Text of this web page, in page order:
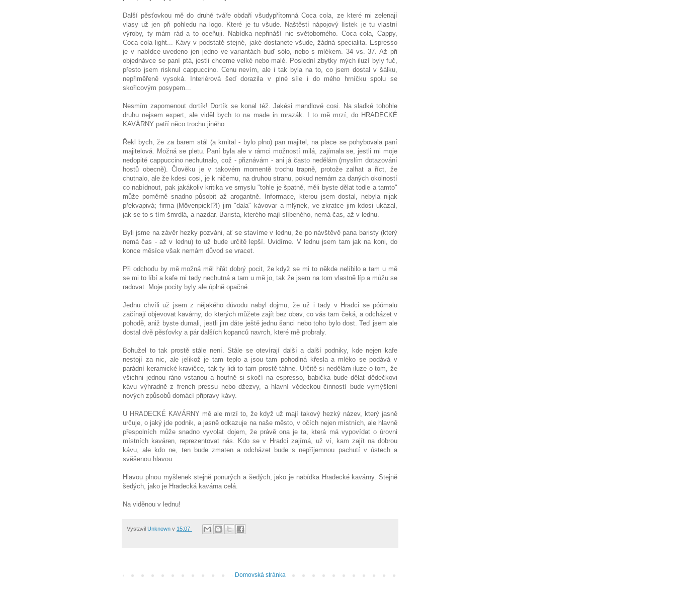
Další pěsťovkou mě do druhé tváře obdaří všudypřítomná Coca cola, ze které mi zelenají
vlasy už jen při pohledu na logo. Které je tu všude. Naštěstí nápojový lístek je tu vlastní
výroby, ty mám rád a to oceňuji. Nabídka nepřináší nic světoborného. Coca cola, Cappy,
Coca cola light... Kávy v podstatě stejné, jaké dostanete všude, žádná specialita. Espresso
je v nabídce uvedeno jen jedno ve variantách buď sólo, nebo s mlékem. 34 vs. 37. Až při
objednávce se paní ptá, jestli chceme velké nebo malé. Poslední zbytky mých iluzí byly fuč,
přesto jsem risknul cappuccino. Cenu nevím, ale i tak byla na to, co jsem dostal v šálku,
nepřiměřeně vysoká. Interiérová šeď dorazila v plné síle i do mého hrníčku spolu se
skořicovým posypem...
Nesmím zapomenout dortík! Dortík se konal též. Jakési mandlové cosi. Na sladké tohohle
druhu nejsem expert, ale viděl bych to na made in mrazák. I to mě mrzí, do HRADECKÉ
KAVÁRNY patří něco trochu jiného.
Řekl bych, že za barem stál (a kmital - bylo plno) pan majitel, na place se pohybovala paní
majitelová. Možná se pletu. Paní byla ale v rámci možností milá, zajímala se, jestli mi moje
nedopité cappuccino nechutnalo, což - přiznávám - ani já často nedělám (myslím dotazování
hostů obecně). Člověku je v takovém momentě trochu trapně, protože zalhat a říct, že
chutnalo, ale že kdesi cosi, je k ničemu, na druhou stranu, pokud nemám za daných okolností
co nabídnout, pak jakákoliv kritika ve smyslu "tohle je špatně, měli byste dělat todle a tamto"
může poměrně snadno působit až arogantně. Informace, kterou jsem dostal, nebyla nijak
překvapivá; firma (Mövenpick!?!) jim "dala" kávovar a mlýnek, ve zkratce jim kdosi ukázal,
jak se to s tím šmrdlá, a nazdar. Barista, kterého mají slíbeného, nemá čas, až v lednu.
Byli jsme na závěr hezky pozváni, ať se stavíme v lednu, že po návštěvě pana baristy (který
nemá čas - až v lednu) to už bude určitě lepší. Uvidíme. V lednu jsem tam jak na koni, do
konce měsíce však nemám důvod se vracet.
Při odchodu by mě možná měl hřát dobrý pocit, že když se mi to někde nelíbilo a tam u mě
se mi to líbí a kafe mi tady nechutná a tam u mě jo, tak že jsem na tom vlastně líp a můžu se
radovat. Moje pocity byly ale úplně opačné.
Jednu chvíli už jsem z nějakého důvodu nabyl dojmu, že už i tady v Hradci se póómalu
začínají objevovat kavárny, do kterých můžete zajít bez obav, co vás tam čeká, a odcházet v
pohodě, aniž byste dumali, jestli jim dáte ještě jednu šanci nebo toho bylo dost. Teď jsem ale
dostal dvě pěsťovky a pár dalších kopanců navrch, které mě probraly.
Bohužel to tak prostě stále není. Stále se otevírají další a další podniky, kde nejen kafe
nestojí za nic, ale jelikož je tam teplo a jsou tam pohodlná křesla a mléko se podává v
parádní keramické kravičce, tak ty lidi to tam prostě táhne. Určitě si nedělám iluze o tom, že
všichni jednou ráno vstanou a houfně si skočí na espresso, babička bude dělat dědečkovi
kávu výhradně z french pressu nebo džezvy, a hlavní vědeckou činností bude vymýšlení
nových způsobů domácí připravy kávy.
U HRADECKÉ KAVÁRNY mě ale mrzí to, že když už mají takový hezký název, který jasně
určuje, o jaký jde podnik, a jasně odkazuje na naše město, v očích nejen místních, ale hlavně
přespolních může snadno vyvolat dojem, že právě ona je ta, která má vypovídat o úrovni
místních kaváren, reprezentovat nás. Kdo se v Hradci zajímá, už ví, kam zajít na dobrou
kávu, ale kdo ne, ten bude zmaten a odcházet bude s nepříjemnou pachutí v ústech a
svěšenou hlavou.
Hlavou plnou myšlenek stejně ponurých a šedých, jako je nabídka Hradecké kavárny. Stejně
šedých, jako je Hradecká kavárna celá.
Na viděnou v lednu!
Vystavil Unknown v 15:07
Domovská stránka